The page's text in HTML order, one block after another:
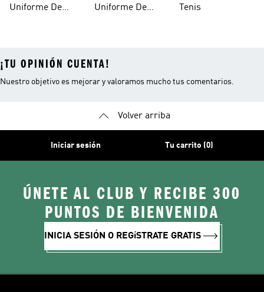
Uniforme De
Uniforme De
Tenis
¡TU OPINIÓN CUENTA!
Nuestro objetivo es mejorar y valoramos mucho tus comentarios.
Volver arriba
Iniciar sesión Tu carrito (0)
ÚNETE AL CLUB Y RECIBE 300
PUNTOS DE BIENVENIDA
INICIA SESIÓN O REGíSTRATE GRATIS